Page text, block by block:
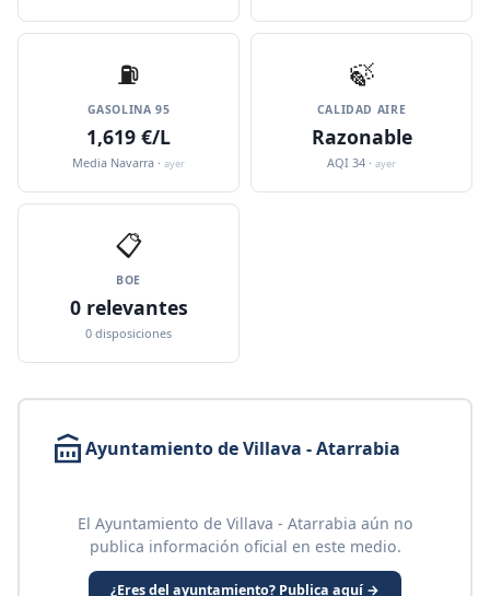
⛽️
GASOLINA 95
1,619 €/L
Media Navarra · ayer
🍃
CALIDAD AIRE
Razonable
AQI 34 · ayer
📋
BOE
0 relevantes
0 disposiciones
Ayuntamiento de Villava - Atarrabia
El Ayuntamiento de Villava - Atarrabia aún no
publica información oficial en este medio.
¿Eres del ayuntamiento? Publica aquí →